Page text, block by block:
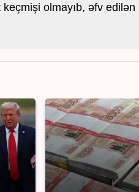
olmayıb, əfv